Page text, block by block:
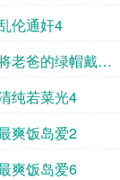
伦通奸4
老爸的绿帽戴到
纯若菜光4
爽饭岛爱2
爽饭岛爱6